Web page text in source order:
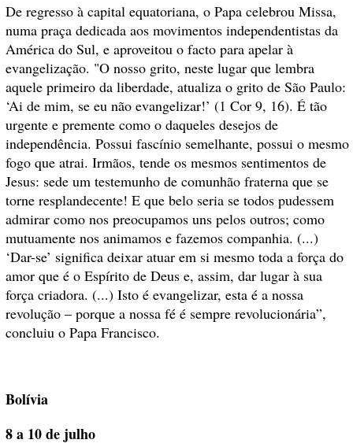
De regresso à capital equatoriana, o Papa celebrou Missa,
numa praça dedicada aos movimentos independentistas da
América do Sul, e aproveitou o facto para apelar à
evangelização. "O nosso grito, neste lugar que lembra
aquele primeiro da liberdade, atualiza o grito de São Paulo:
‘Ai de mim, se eu não evangelizar!’ (1 Cor 9, 16). É tão
urgente e premente como o daqueles desejos de
independência. Possui fascínio semelhante, possui o mesmo
fogo que atrai. Irmãos, tende os mesmos sentimentos de
Jesus: sede um testemunho de comunhão fraterna que se
torne resplandecente! E que belo seria se todos pudessem
admirar como nos preocupamos uns pelos outros; como
mutuamente nos animamos e fazemos companhia. (...)
‘Dar-se’ significa deixar atuar em si mesmo toda a força do
amor que é o Espírito de Deus e, assim, dar lugar à sua
força criadora. (...) Isto é evangelizar, esta é a nossa
revolução – porque a nossa fé é sempre revolucionária”,
concluiu o Papa Francisco.
Bolívia
8 a 10 de julho